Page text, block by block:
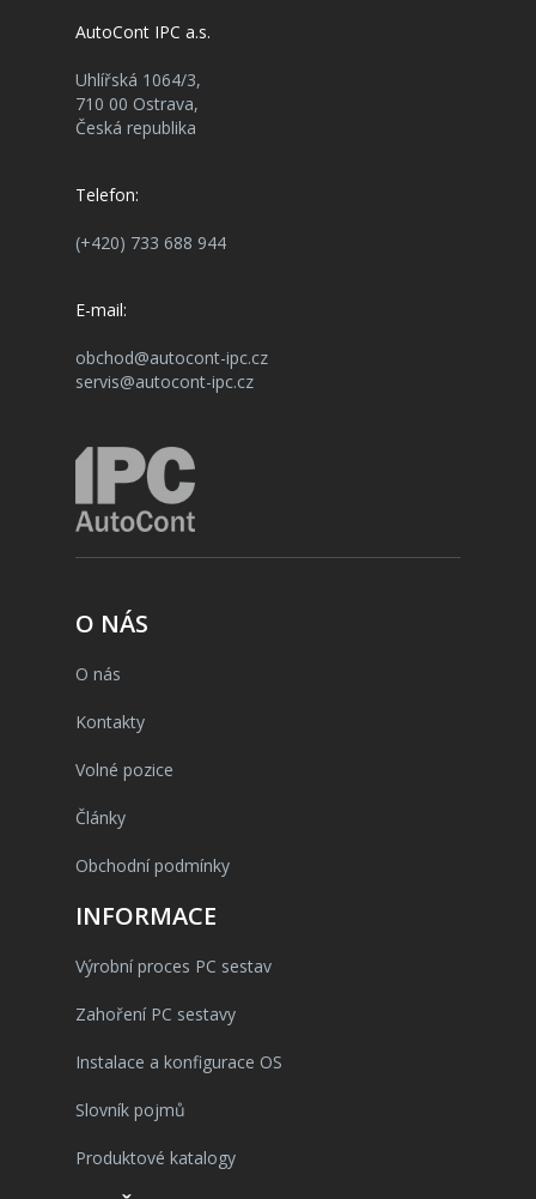
AutoCont IPC a.s.
Uhlířská 1064/3,
710 00 Ostrava,
Česká republika
Telefon:
(+420) 733 688 944
E-mail:
obchod@autocont-ipc.cz
servis@autocont-ipc.cz
O NÁS
O nás
Kontakty
Volné pozice
Články
Obchodní podmínky
INFORMACE
Výrobní proces PC sestav
Zahoření PC sestavy
Instalace a konfigurace OS
Slovník pojmů
Produktové katalogy